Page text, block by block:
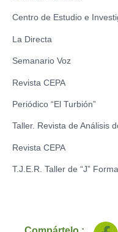
Centro de Estudio e
La Directa
Semanario Voz
Revista CEPA
Periódico “El Turbión”
Taller. Revista de Análisis
Revista CEPA
T.J.E.R. Taller de “J”